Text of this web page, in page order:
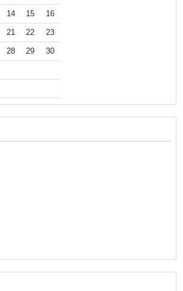
14 15 16
21 22 23
28 29 30